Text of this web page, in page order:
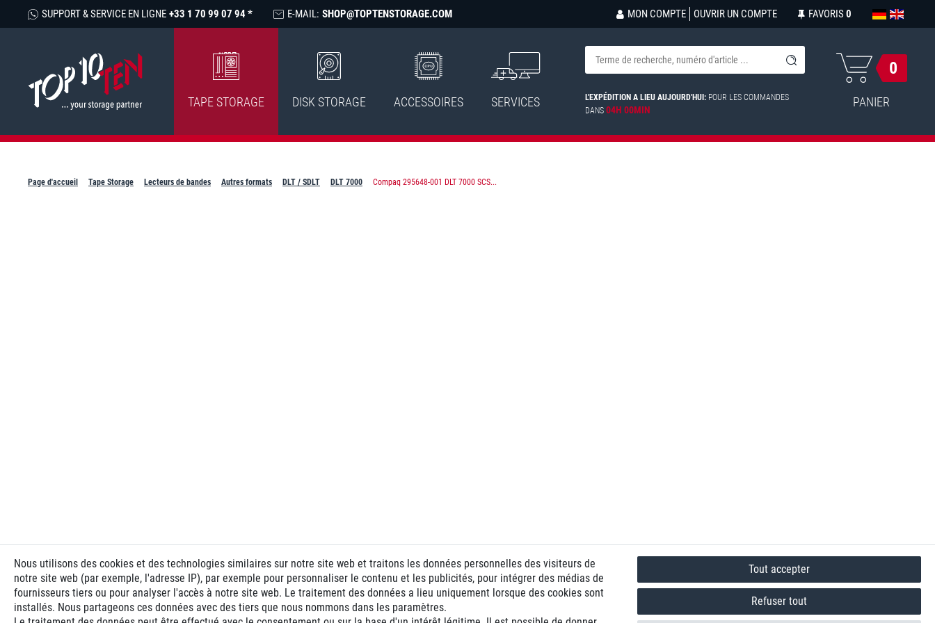
SUPPORT & SERVICE EN LIGNE +33 1 70 99 07 94 * E-MAIL: SHOP@TOPTENSTORAGE.COM MON COMPTE OUVRIR UN COMPTE FAVORIS 0
TAPE STORAGE DISK STORAGE ACCESSOIRES SERVICES L'EXPÉDITION A LIEU AUJOURD'HUI: POUR LES COMMANDES
DANS04H 00MIN
0
PANIER
Page d'accueil Tape Storage Lecteurs de bandes Autres formats DLT / SDLT DLT 7000 Compaq 295648-001 DLT 7000 SCS...
Nous utilisons des cookies et des technologies similaires sur notre site web et traitons les données personnelles des visiteurs de
notre site web (par exemple, l'adresse IP), par exemple pour personnaliser le contenu et les publicités, pour intégrer des médias de
fournisseurs tiers ou pour analyser l'accès à notre site web. Le traitement des données a lieu uniquement lorsque des cookies sont
installés. Nous partageons ces données avec des tiers que nous nommons dans les paramètres.
Tout accepter
Refuser tout